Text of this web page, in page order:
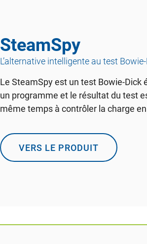
SteamSpy
L’alternative intelligente au test
Le SteamSpy est un test Bowie-
un programme et le résultat du test
même temps à contrôler la charge
VERS LE PRODUIT